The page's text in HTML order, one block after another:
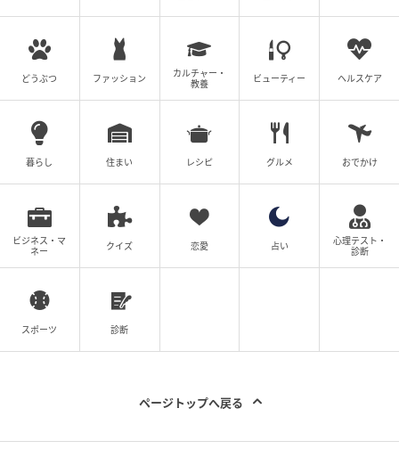
【ワークマン】「キャンバススクエアポーチM」
¥680（税込）
片面はアイボリー、もう片面は異なるカラーを使った
デザインが目を引くスクエアポーチ。キャンバス地で
す。税込680円という手に取りやすい価格も魅力で、化
粧品や文房具などの小物整理にぴったり。普段使いの
小物の整理に、気軽に取り入れられそうなアイテムで
す。
※すべての商品情報・画像はワークマン出典です。
※記事内の情報は執筆時のものになります。価格変更
どうぶつ ファッション
カルチャー・
教養
ビューティー ヘルスケア
暮らし 住まい レシピ グルメ おでかけ
ビジネス・マ
ネー
クイズ 恋愛 占い
心理テスト・
診断
スポーツ 診断
ページトップへ戻る